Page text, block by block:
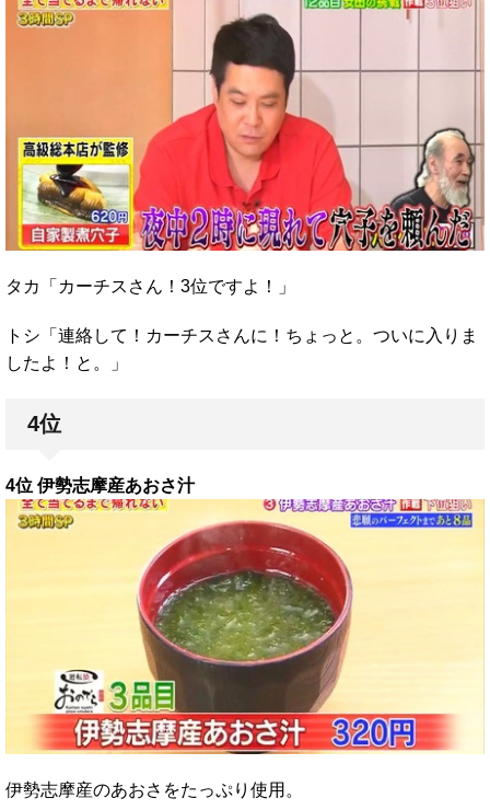
タカ「カーチスさん！3位ですよ！」
トシ「連絡して！カーチスさんに！ちょっと。ついに入りま
したよ！と。」
4位
4位 伊勢志摩産あおさ汁
伊勢志摩産のあおさをたっぷり使用。